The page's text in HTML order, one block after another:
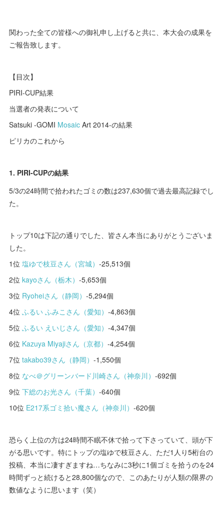
関わった全ての皆様への御礼申し上げると共に、本大会の成果を
ご報告致します。
【目次】
PIRI-CUP結果
当選者の発表について
Satsuki -GOMI Mosaic Art 2014-の結果
ピリカのこれから
1. PIRI-CUPの結果
5/3の24時間で拾われたゴミの数は237,630個で過去最高記録でし
た。
トップ10は下記の通りでした、皆さん本当にありがとうございま
した。
1位塩ゆで枝豆さん（宮城）-25,513個
2位kayoさん（栃木）-5,653個
3位 Ryoheiさん（静岡）-5,294個
4位ふるい ふみこさん（愛知）-4,863個
5位ふるい えいじさん（愛知）-4,347個
6位 Kazuya Miyajiさん（京都）-4,254個
7位takabo39さん（静岡）-1,550個
8位 なべ＠グリーンバード川崎さん（神奈川）-692個
9位下総のお光さん（千葉）-640個
10位 E217系ゴミ拾い魔さん（神奈川）-620個
恐らく上位の方は24時間不眠不休で拾って下さっていて、頭が下
がる思いです。特にトップの塩ゆで枝豆さん、ただ1人り5桁台の
投稿、本当に凄すぎますね…ちなみに3秒に1個ゴミを拾うのを24
時間ずっと続けると28,800個なので、このあたりが人類の限界の
数値なように思います（笑）